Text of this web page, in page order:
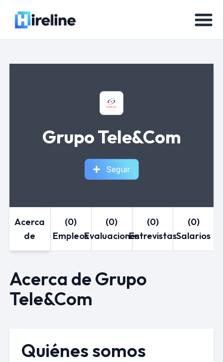
Grupo Tele&Com
Seguir
Acerca
de
(0)
Empleos
(0)
Evaluaciones
(0)
Entrevistas
(0)
Salarios
Acerca de Grupo
Tele&Com
Quiénes somos